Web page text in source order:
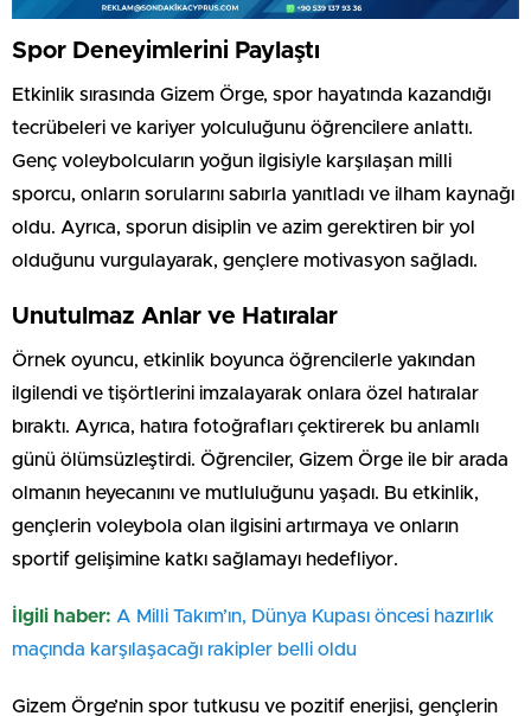
Spor Deneyimlerini Paylaştı
Etkinlik sırasında Gizem Örge, spor hayatında kazandığı
tecrübeleri ve kariyer yolculuğunu öğrencilere anlattı.
Genç voleybolcuların yoğun ilgisiyle karşılaşan milli
sporcu, onların sorularını sabırla yanıtladı ve ilham kaynağı
oldu. Ayrıca, sporun disiplin ve azim gerektiren bir yol
olduğunu vurgulayarak, gençlere motivasyon sağladı.
Unutulmaz Anlar ve Hatıralar
Örnek oyuncu, etkinlik boyunca öğrencilerle yakından
ilgilendi ve tişörtlerini imzalayarak onlara özel hatıralar
bıraktı. Ayrıca, hatıra fotoğrafları çektirerek bu anlamlı
günü ölümsüzleştirdi. Öğrenciler, Gizem Örge ile bir arada
olmanın heyecanını ve mutluluğunu yaşadı. Bu etkinlik,
gençlerin voleybola olan ilgisini artırmaya ve onların
sportif gelişimine katkı sağlamayı hedefliyor.
İlgili haber: A Milli Takım’ın, Dünya Kupası öncesi hazırlık
maçında karşılaşacağı rakipler belli oldu
Gizem Örge’nin spor tutkusu ve pozitif enerjisi, gençlerin